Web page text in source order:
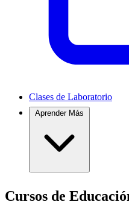
Clases de Laboratorio
Aprender Más
Cursos de